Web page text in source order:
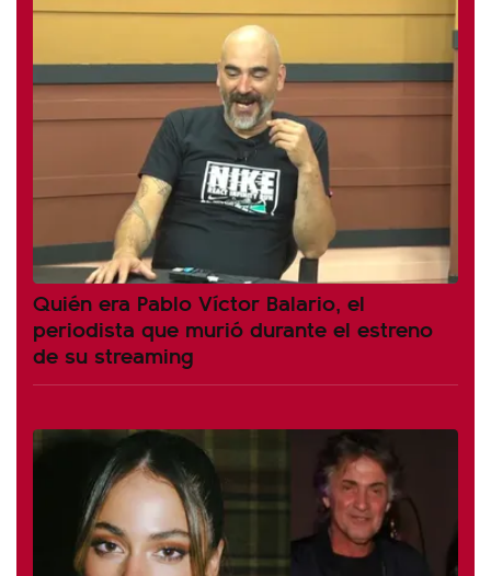
Quién era Pablo Víctor Balario, el
periodista que murió durante el estreno
de su streaming